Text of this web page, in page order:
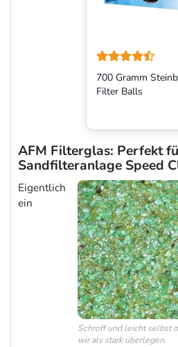
700 Gramm
Filter Balls
AFM Filterglas: Perfekt
Sandfilteranlage Speed
Schroff und leicht selbst
wir als stark überlegen.
Eigentlich
ein